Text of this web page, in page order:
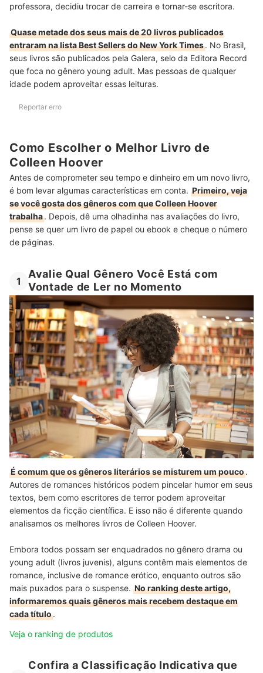
professora, decidiu trocar de carreira e tornar-se escritora.
Quase metade dos seus mais de 20 livros publicados
entraram na lista Best Sellers do New York Times. No Brasil,
seus livros são publicados pela Galera, selo da Editora Record
que foca no gênero young adult. Mas pessoas de qualquer
idade podem aproveitar essas leituras.
Reportar erro
Como Escolher o Melhor Livro de
Colleen Hoover
Antes de comprometer seu tempo e dinheiro em um novo livro,
é bom levar algumas características em conta. Primeiro, veja
se você gosta dos gêneros com que Colleen Hoover
trabalha. Depois, dê uma olhadinha nas avaliações do livro,
pense se quer um livro de papel ou ebook e cheque o número
de páginas.
1
Avalie Qual Gênero Você Está com
Vontade de Ler no Momento
É comum que os gêneros literários se misturem um pouco.
Autores de romances históricos podem pincelar humor em seus
textos, bem como escritores de terror podem aproveitar
elementos da ficção científica. E isso não é diferente quando
analisamos os melhores livros de Colleen Hoover.
Embora todos possam ser enquadrados no gênero drama ou
young adult (livros juvenis), alguns contêm mais elementos de
romance, inclusive de romance erótico, enquanto outros são
mais puxados para o suspense. No ranking deste artigo,
informaremos quais gêneros mais recebem destaque em
cada título.
Veja o ranking de produtos
Confira a Classificação Indicativa que